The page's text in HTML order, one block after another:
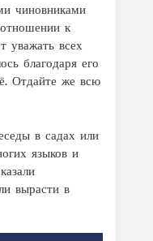
чиновниками
к
уважать всех
благодаря его
Отдайте же всю
в садах или
языков и
вырасти в